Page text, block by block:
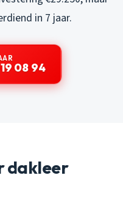
in 7 jaar.
08 94
dakleer